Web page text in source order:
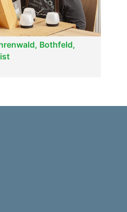
Bothfeld,